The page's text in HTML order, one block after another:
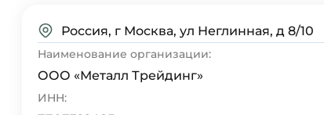
Россия, г Москва, ул Неглинная, д 8/10
Наименование организации:
ООО «Металл Трейдинг»
ИНН: